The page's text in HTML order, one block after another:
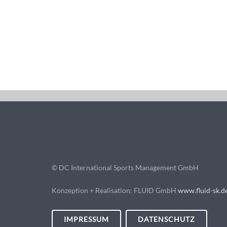
© DC International Sports Management GmbH
Konzeption + Realisation: FLUID GmbH www.fluid-
IMPRESSUM DATENSCHUTZ